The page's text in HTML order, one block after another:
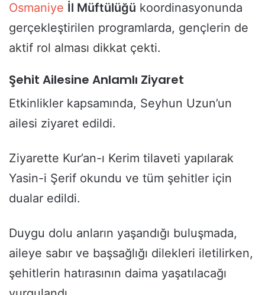
Osmaniye İl Müftülüğü koordinasyonunda
gerçekleştirilen programlarda, gençlerin de
aktif rol alması dikkat çekti.
Şehit Ailesine Anlamlı Ziyaret
Etkinlikler kapsamında, Seyhun Uzun’un
ailesi ziyaret edildi.
Ziyarette Kur’an-ı Kerim tilaveti yapılarak
Yasin-i Şerif okundu ve tüm şehitler için
dualar edildi.
Duygu dolu anların yaşandığı buluşmada,
aileye sabır ve başsağlığı dilekleri iletilirken,
şehitlerin hatırasının daima yaşatılacağı